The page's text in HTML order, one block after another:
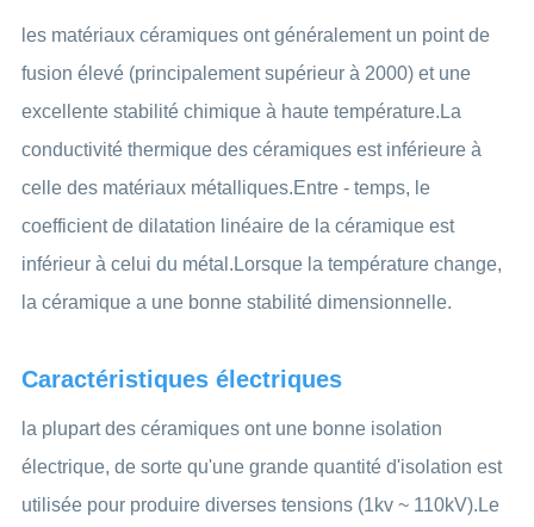
les matériaux céramiques ont généralement un point de
fusion élevé (principalement supérieur à 2000) et une
excellente stabilité chimique à haute température.La
conductivité thermique des céramiques est inférieure à
celle des matériaux métalliques.Entre - temps, le
coefficient de dilatation linéaire de la céramique est
inférieur à celui du métal.Lorsque la température change,
la céramique a une bonne stabilité dimensionnelle.
Caractéristiques électriques
la plupart des céramiques ont une bonne isolation
électrique, de sorte qu'une grande quantité d'isolation est
utilisée pour produire diverses tensions (1kv ~ 110kV).Le